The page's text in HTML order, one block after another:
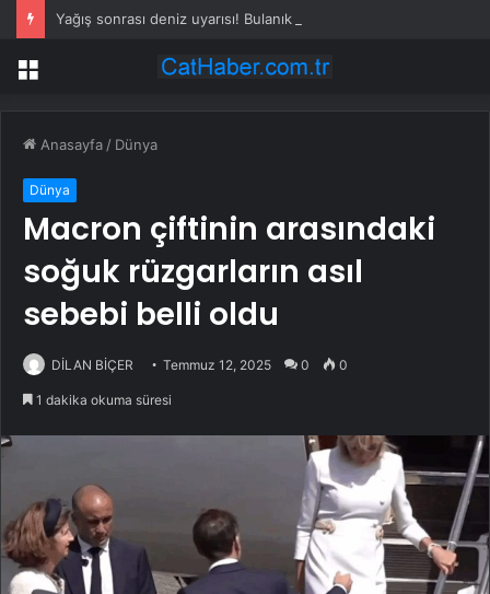
Menü
Anasayfa / Dünya
Dünya
Macron çiftinin arasındaki
soğuk rüzgarların asıl
sebebi belli oldu
DİLAN BİÇER Temmuz 12, 2025 0 0
1 dakika okuma süresi